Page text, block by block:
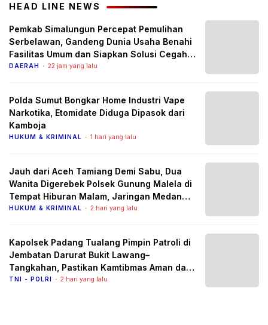
HEAD LINE NEWS
Pemkab Simalungun Percepat Pemulihan
Serbelawan, Gandeng Dunia Usaha Benahi
Fasilitas Umum dan Siapkan Solusi Cegah
Banjir Berulang
DAERAH 22 jam yang lalu
Polda Sumut Bongkar Home Industri Vape
Narkotika, Etomidate Diduga Dipasok dari
Kamboja
HUKUM & KRIMINAL 1 hari yang lalu
Jauh dari Aceh Tamiang Demi Sabu, Dua
Wanita Digerebek Polsek Gunung Malela di
Tempat Hiburan Malam, Jaringan Medan
Diburu
HUKUM & KRIMINAL 2 hari yang lalu
Kapolsek Padang Tualang Pimpin Patroli di
Jembatan Darurat Bukit Lawang–
Tangkahan, Pastikan Kamtibmas Aman dan
Arus Lalu Lintas Lancar
TNI - POLRI 2 hari yang lalu